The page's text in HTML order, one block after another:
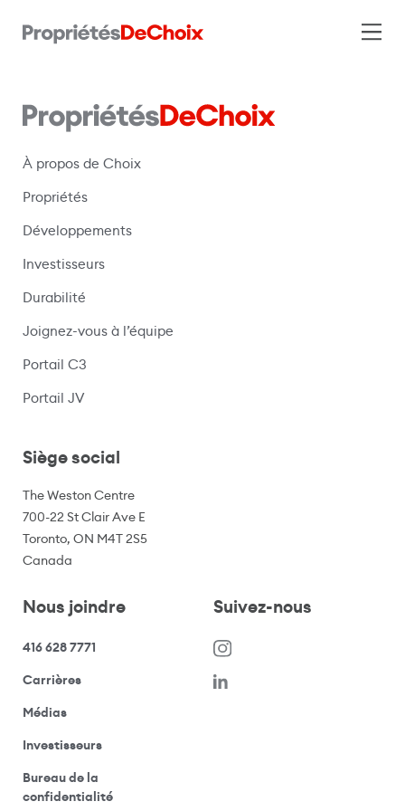
À propos de Choix
Propriétés
Développements
Investisseurs
Durabilité
Joignez-vous à l’équipe
Portail C3
Portail JV(s’ouvre dans une nouvelle fenêtre)
Siège social
The Weston Centre
700-22 St Clair Ave E
Toronto, ON M4T 2S5
Canada
Nous joindre
416 628 7771
Carrières(s’ouvre dans une nouvelle fenêtre)
Médias(ouvre votre application de messagerie)
Investisseurs(ouvre votre application de messagerie)
Bureau de la
confidentialité(ouvre votre application de messagerie)
Suivez-nous